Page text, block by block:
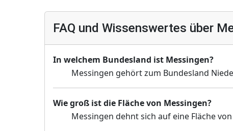
FAQ und Wissenswertes über
In welchem Bundesland ist Messingen?
Messingen gehört zum Bundesland
Wie groß ist die Fläche von Messingen?
Messingen dehnt sich auf eine Fläche